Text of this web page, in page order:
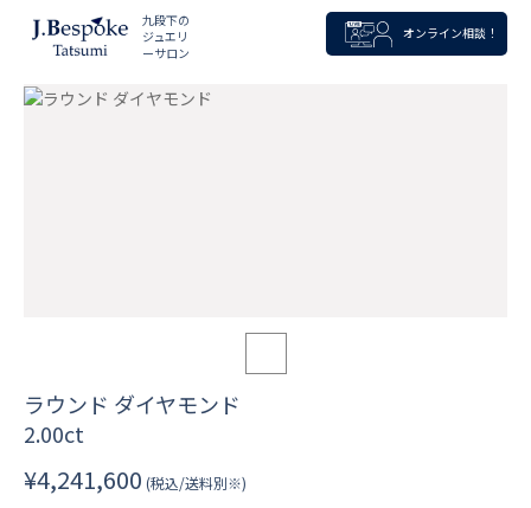
九段下の
ジュエリ
ーサロン
オンライン相談！
ラウンド ダイヤモンド
2.00ct
¥4,241,600 (税込/送料別※)